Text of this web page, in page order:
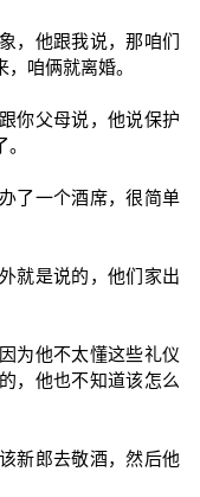
，他跟我说，那咱们
咱俩就离婚。
你父母说，他说保护
了一个酒席，很简单
就是说的，他们家出
为他不太懂这些礼仪
，他也不知道该怎么
新郎去敬酒，然后他